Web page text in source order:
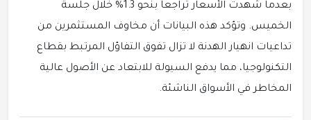
بعدما شهدت الأسعار تراجعاً بنحو 1.3% خلال جلسة
الخميس. وتؤكد هذه البيانات أن مخاوف المستثمرين من
تداعيات انهيار الهدنة لا تزال تفوق التفاؤل المرتبط بقطاع
التكنولوجيا، مما يدفع السيولة للابتعاد عن الأصول عالية
المخاطر في الأسواق الناشئة.